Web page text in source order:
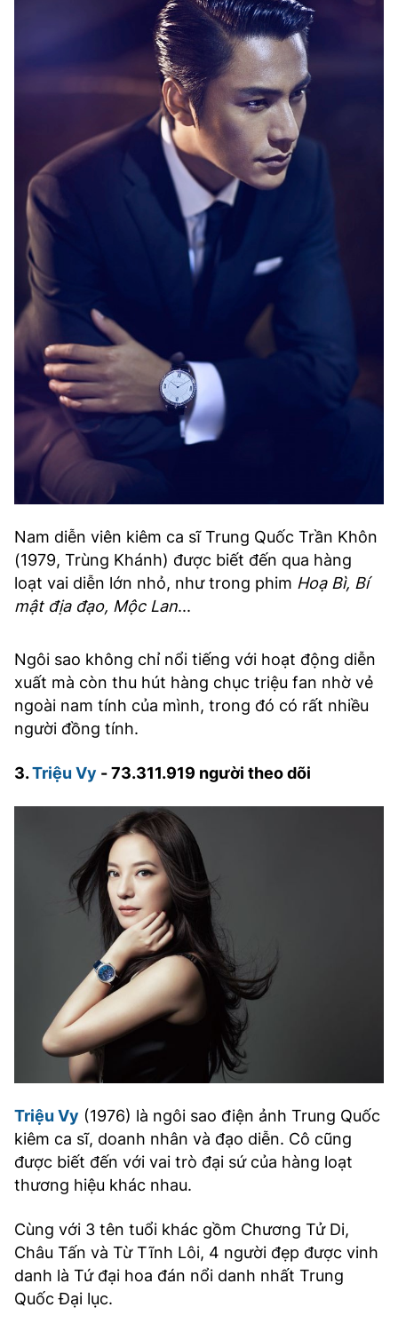
Nam diễn viên kiêm ca sĩ Trung Quốc Trần Khôn
(1979, Trùng Khánh) được biết đến qua hàng
loạt vai diễn lớn nhỏ, như trong phim Hoạ Bì, Bí
mật địa đạo, Mộc Lan...
Ngôi sao không chỉ nổi tiếng với hoạt động diễn
xuất mà còn thu hút hàng chục triệu fan nhờ vẻ
ngoài nam tính của mình, trong đó có rất nhiều
người đồng tính.
3.Triệu Vy - 73.311.919 người theo dõi
Triệu Vy (1976) là ngôi sao điện ảnh Trung Quốc
kiêm ca sĩ, doanh nhân và đạo diễn. Cô cũng
được biết đến với vai trò đại sứ của hàng loạt
thương hiệu khác nhau.
Cùng với 3 tên tuổi khác gồm Chương Tử Di,
Châu Tấn và Từ Tĩnh Lôi, 4 người đẹp được vinh
danh là Tứ đại hoa đán nổi danh nhất Trung
Quốc Đại lục.